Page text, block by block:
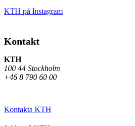
KTH på Instagram
Kontakt
KTH
100 44 Stockholm
+46 8 790 60 00
Kontakta KTH